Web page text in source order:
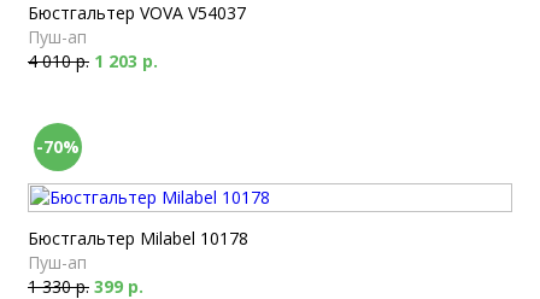
Бюстгальтер VOVA V54037
Пуш-ап
4 010 р. 1 203 р.
-70%
Бюстгальтер Milabel 10178
Пуш-ап
1 330 р. 399 р.